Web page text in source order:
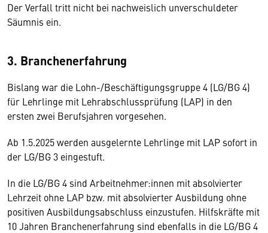
Der Verfall tritt nicht bei nachweislich unverschuldeter
Säumnis ein.
3. Branchenerfahrung
Bislang war die Lohn-/Beschäftigungsgruppe 4 (LG/BG 4)
für Lehrlinge mit Lehrabschlussprüfung (LAP) in den
ersten zwei Berufsjahren vorgesehen.
Ab 1.5.2025 werden ausgelernte Lehrlinge mit LAP sofort in
der LG/BG 3 eingestuft.
In die LG/BG 4 sind Arbeitnehmer:innen mit absolvierter
Lehrzeit ohne LAP bzw. mit absolvierter Ausbildung ohne
positiven Ausbildungsabschluss einzustufen. Hilfskräfte mit
10 Jahren Branchenerfahrung sind ebenfalls in die LG/BG 4